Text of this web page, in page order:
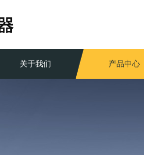
关于我们 产品中心